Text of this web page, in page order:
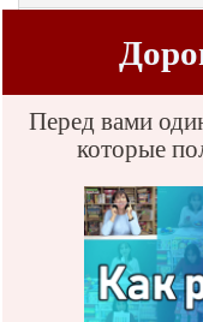
Перед вами
которые